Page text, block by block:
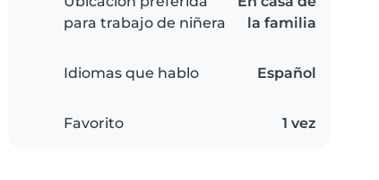
para trabajo de niñera
la familia
Idiomas que hablo Español
Favorito 1 vez